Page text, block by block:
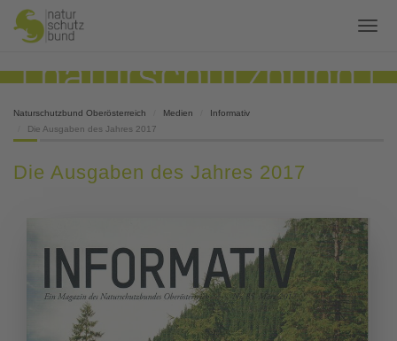
Naturschutzbund Oberösterreich Medien
Informativ
Die Ausgaben des Jahres 2017
Die Ausgaben des Jahres 2017